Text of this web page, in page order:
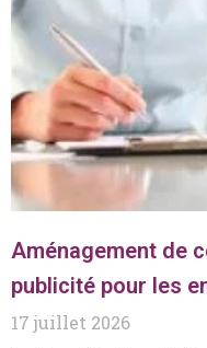
Aménagement de
publicité pour les
17 juillet 2026